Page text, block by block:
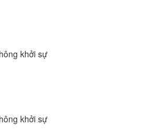
khởi sự
khởi sự